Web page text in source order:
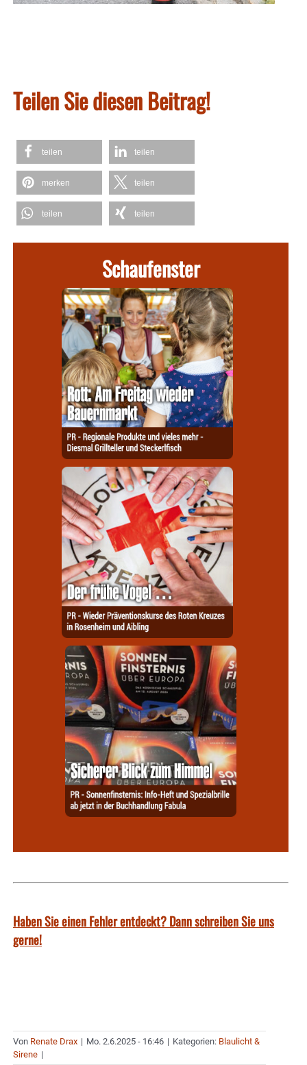
Teilen Sie diesen Beitrag!
teilen teilen
merken teilen
teilen teilen
Schaufenster
Haben Sie einen Fehler entdeckt? Dann schreiben Sie uns
gerne!
Von Renate Drax | Mo. 2.6.2025 - 16:46 | Kategorien: Blaulicht &
Sirene |